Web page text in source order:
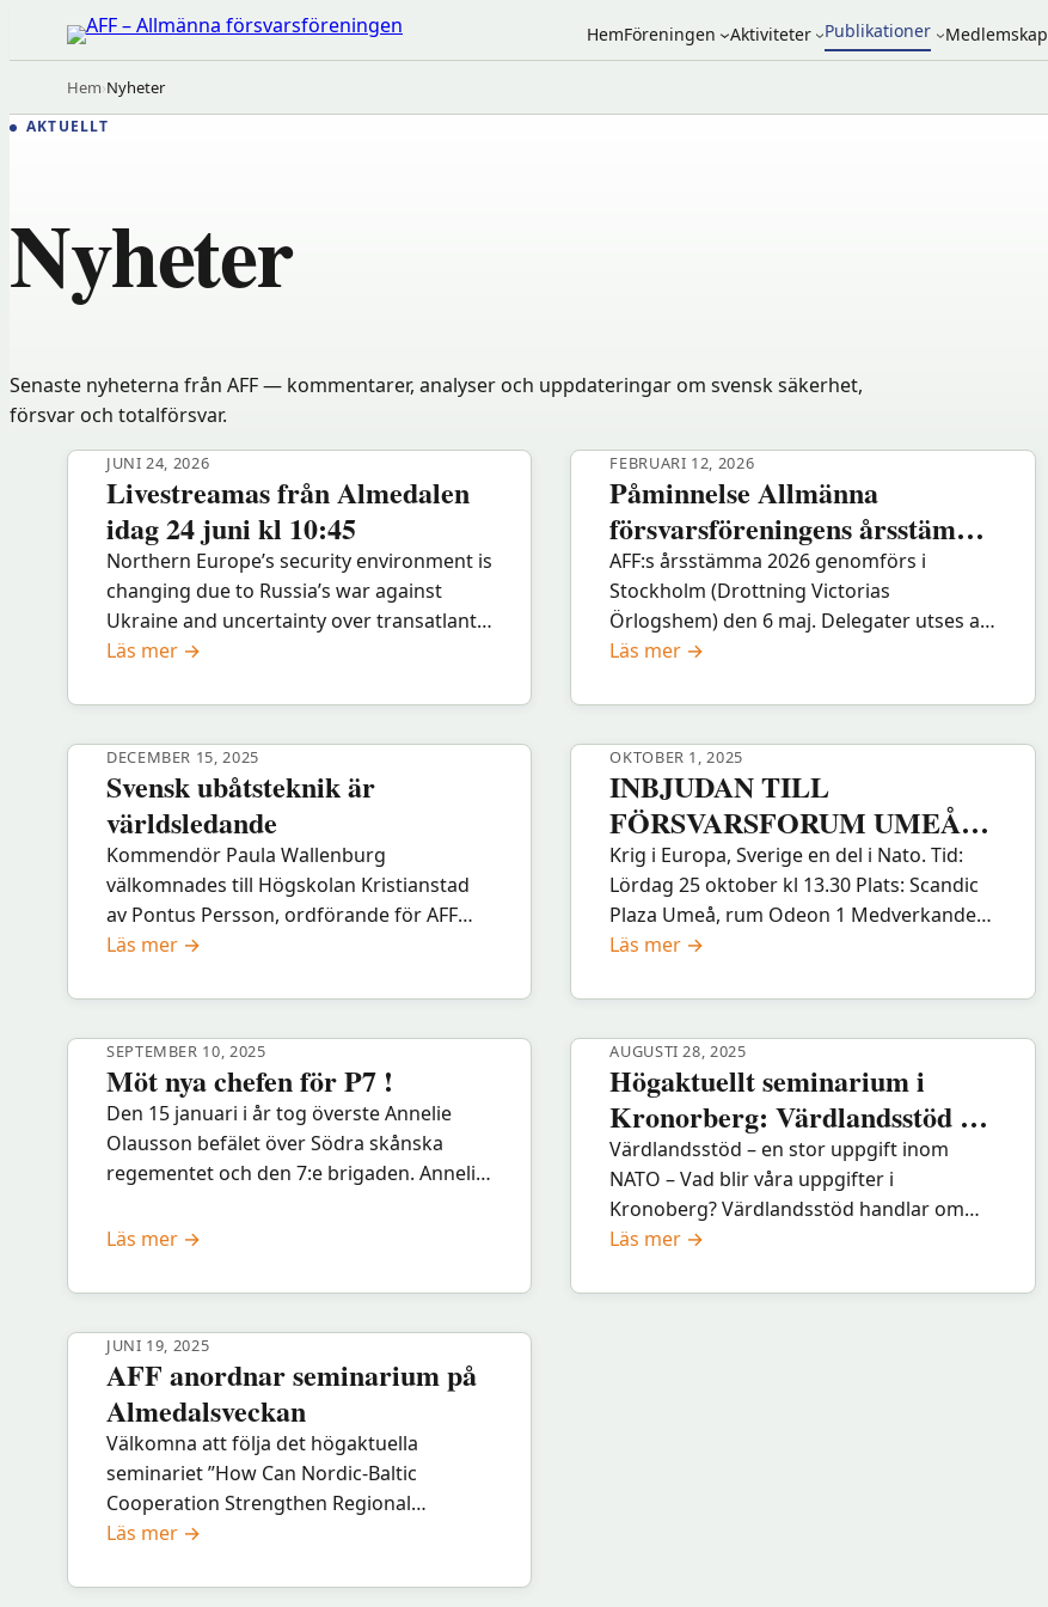
Hoppa
innehåll
HemFöreningen Aktiviteter Publikationer Medlemskap
Hem›Nyheter
AKTUELLT
Nyheter
Senaste nyheterna från AFF — kommentarer, analyser och uppdateringar om svensk säkerhet,
försvar och totalförsvar.
JUNI 24, 2026
Livestreamas från Almedalen
idag 24 juni kl 10:45
Northern Europe’s security environment is
changing due to Russia’s war against
Ukraine and uncertainty over transatlantic
engagement. Stronger Nordic-Baltic
defence, while ensuring cohesion,
resilience and effective burden-sharing
across the defence alliance. Northern
Europe is becoming increasingly central to
NATO’s deterrence and defence posture.
This seminar brings together
representatives from NATO, the…
Läs mer →
från
Almedalen
idag
24
juni
kl
10:45
FEBRUARI 12, 2026
Påminnelse Allmänna
försvarsföreningens årsstämma
2026 – Information från
kansliet
AFF:s årsstämma 2026 genomförs i
Stockholm (Drottning Victorias
Örlogshem) den 6 maj. Delegater utses av
respektive länsavdelning. Motioner till
senast den 1:a mars till aff@aff.a.se…
Läs mer →
Allmänna
försvarsföreningens
årsstämma
2026
–
Information
från
kansliet
DECEMBER 15, 2025
Svensk ubåtsteknik är
världsledande
Kommendör Paula Wallenburg
välkomnades till Högskolan Kristianstad
av Pontus Persson, ordförande för AFF
Skåne, till vänster, och RNS-ordföranden
världsledande – Sverige är världsledande
Läs mer →
ubåtsteknik
är
världsledande
OKTOBER 1, 2025
INBJUDAN TILL
FÖRSVARSFORUM UMEÅ
25 oktober
Krig i Europa, Sverige en del i Nato. Tid:
Lördag 25 oktober kl 13.30 Plats: Scandic
Plaza Umeå, rum Odeon 1 Medverkande: •
Helén Pettersson (s), Försvarsutskottet •
Läs mer →
TILL
FÖRSVARSFORUM
UMEÅ
25
oktober
SEPTEMBER 10, 2025
Möt nya chefen för P7 !
Den 15 januari i år tog överste Annelie
Olausson befälet över Södra skånska
regementet och den 7:e brigaden. Annelie
underrättelsechef för 2. brigaden, chef 42.
Läs mer →
nya
chefen
för
P7
!
AUGUSTI 28, 2025
Högaktuellt seminarium i
Kronorberg: Värdlandsstöd –
en stor uppgift inom NATO
Värdlandsstöd – en stor uppgift inom
NATO – Vad blir våra uppgifter i
Kronoberg? Värdlandsstöd handlar om
noggranna administrativa och praktiska
förband. När de…
Läs mer →
seminarium
JUNI 19, 2025
AFF anordnar seminarium på
Almedalsveckan
Välkomna att följa det högaktuella
seminariet ”How Can Nordic-Baltic
Cooperation Strengthen Regional
Security?” under Almedalsveckan! Det
runt Östersjön sedan Sverige och Finland
Läs mer →
anordnar